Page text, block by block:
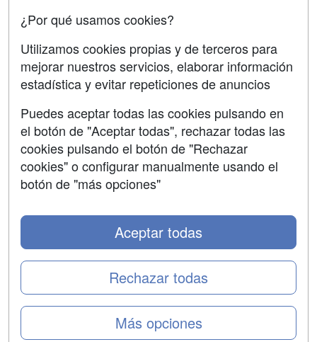
Grupo formazion:
Copyright 2000-2026 Formazion Web, S.L. - Calle
Fermín Caballero, 62 - 28034 Madrid Tel: 91 533 70 78
¿Por qué usamos cookies?
Utilizamos cookies propias y de terceros para
mejorar nuestros servicios, elaborar información
estadística y evitar repeticiones de anuncios
Puedes aceptar todas las cookies pulsando en
el botón de "Aceptar todas", rechazar todas las
cookies pulsando el botón de "Rechazar
cookies" o configurar manualmente usando el
botón de "más opciones"
Más opciones
Rechazar todas
Aceptar todas